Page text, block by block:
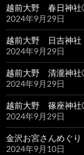
越前大野 春日神
2024年9月29日
越前大野 日吉神社
2024年9月29日
越前大野 清瀧神
2024年9月29日
越前大野 篠座神
2024年9月29日
金沢お宮さんめぐ
2024年9月10日